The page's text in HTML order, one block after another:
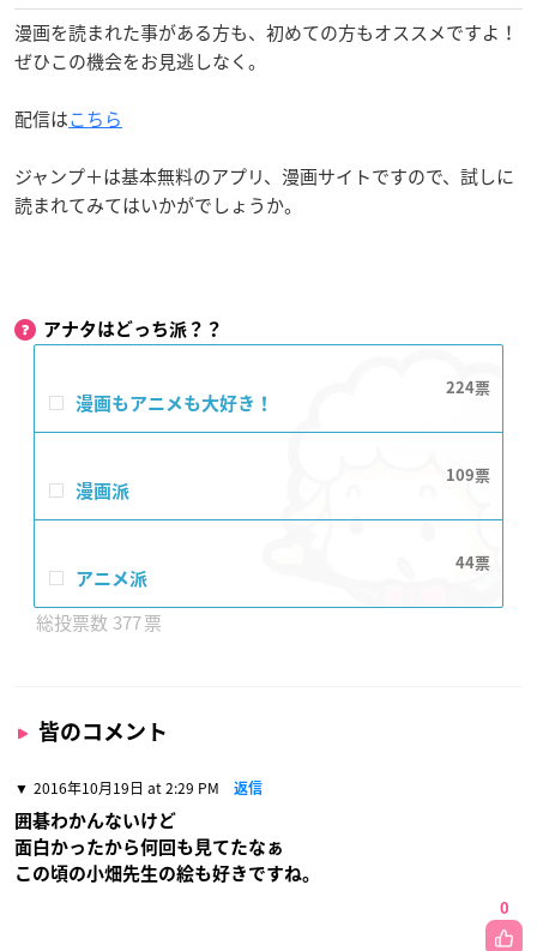
漫画を読まれた事がある方も、初めての方もオススメですよ！
ぜひこの機会をお見逃しなく。
配信はこちら
ジャンプ＋は基本無料のアプリ、漫画サイトですので、試しに
読まれてみてはいかがでしょうか。
アナタはどっち派？？
漫画もアニメも大好き！
224
漫画派
109
アニメ派
44
377
皆のコメント
2016年10月19日 at 2:29 PM 返信
囲碁わかんないけど
面白かったから何回も見てたなぁ
この頃の小畑先生の絵も好きですね。
0